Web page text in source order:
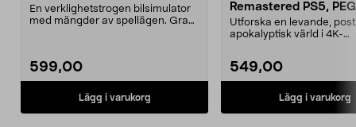
En verklighetstrogen bilsimulator
med mängder av spellägen. Gran
599,00
Lägg i varukorg
Remastered PS5,
Utforska en levande,
apokalyptisk värld i 4K-
549,00
Lägg i varukorg